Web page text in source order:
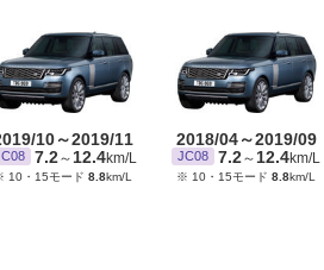
10～2019/11
7.2～ 12.4km/L
10・15モード 8.8km/L
2018/04～2019/09
JC08 7.2～ 12.4km/L
※ 10・15モード 8.8km/L